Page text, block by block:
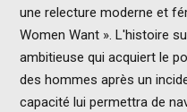
une relecture moderne et
Women Want ». L'histoire
ambitieuse qui acquiert le
des hommes après un
capacité lui permettra de